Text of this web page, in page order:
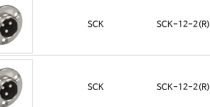
SCK SCK-12-2(R)
SCK SCK-12-2(R)